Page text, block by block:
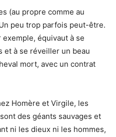
(au propre comme au
peu trop parfois peut-être.
exemple, équivaut à se
et à se réveiller un beau
mort, avec un contrat
Homère et Virgile, les
des géants sauvages et
ni les dieux ni les hommes,